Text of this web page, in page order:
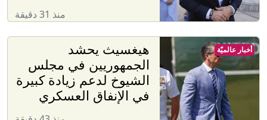
منذ 31 دقيقة
هيغسيث يحشد
الجمهوريين في مجلس
الشيوخ لدعم زيادة كبيرة
في الإنفاق العسكري
أخبار عالميّة